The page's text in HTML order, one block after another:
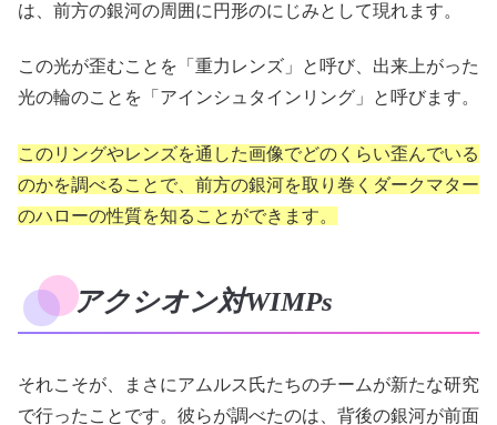
は、前方の銀河の周囲に円形のにじみとして現れます。
この光が歪むことを「重力レンズ」と呼び、出来上がった
光の輪のことを「アインシュタインリング」と呼びます。
このリングやレンズを通した画像でどのくらい歪んでいる
のかを調べることで、前方の銀河を取り巻くダークマター
のハローの性質を知ることができます。
アクシオン対WIMPs
それこそが、まさにアムルス氏たちのチームが新たな研究
で行ったことです。彼らが調べたのは、背後の銀河が前面